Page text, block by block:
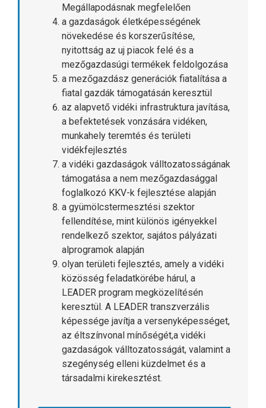
Megállapodásnak megfelelően
a gazdaságok életképességének
növekedése és korszerűsítése,
nyitottság az uj piacok felé és a
mezőgazdasúgi termékek feldolgozása
a mezőgazdász generációk fiatalítása a
fiatal gazdák támogatásán keresztül
az alapvető vidéki infrastruktura javítása,
a befektetések vonzására vidéken,
munkahely teremtés és területi
vidékfejlesztés
a vidéki gazdaságok válltozatosságának
támogatása a nem mezőgazdasággal
foglalkozó KKV-k fejlesztése alapján
a gyümölcstermesztési szektor
fellendítése, mint különös igényekkel
rendelkező szektor, sajátos pályázati
alprogramok alapján
olyan területi fejlesztés, amely a vidéki
közösség feladatkörébe hárul, a
LEADER program megközelítésén
keresztül. A LEADER transzverzális
képessége javítja a versenyképességet,
az éltszínvonal mínőségét,a vidéki
gazdaságok válltozatosságát, valamint a
szegénység elleni küzdelmet és a
társadalmi kirekesztést.